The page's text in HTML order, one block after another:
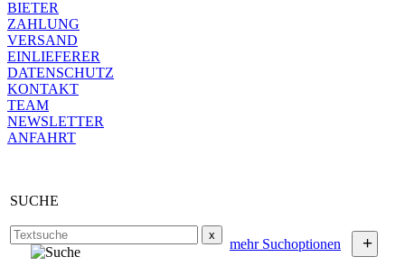
BIETER
ZAHLUNG
VERSAND
EINLIEFERER
DATENSCHUTZ
KONTAKT
TEAM
NEWSLETTER
ANFAHRT
SUCHE
x
mehr Suchoptionen +